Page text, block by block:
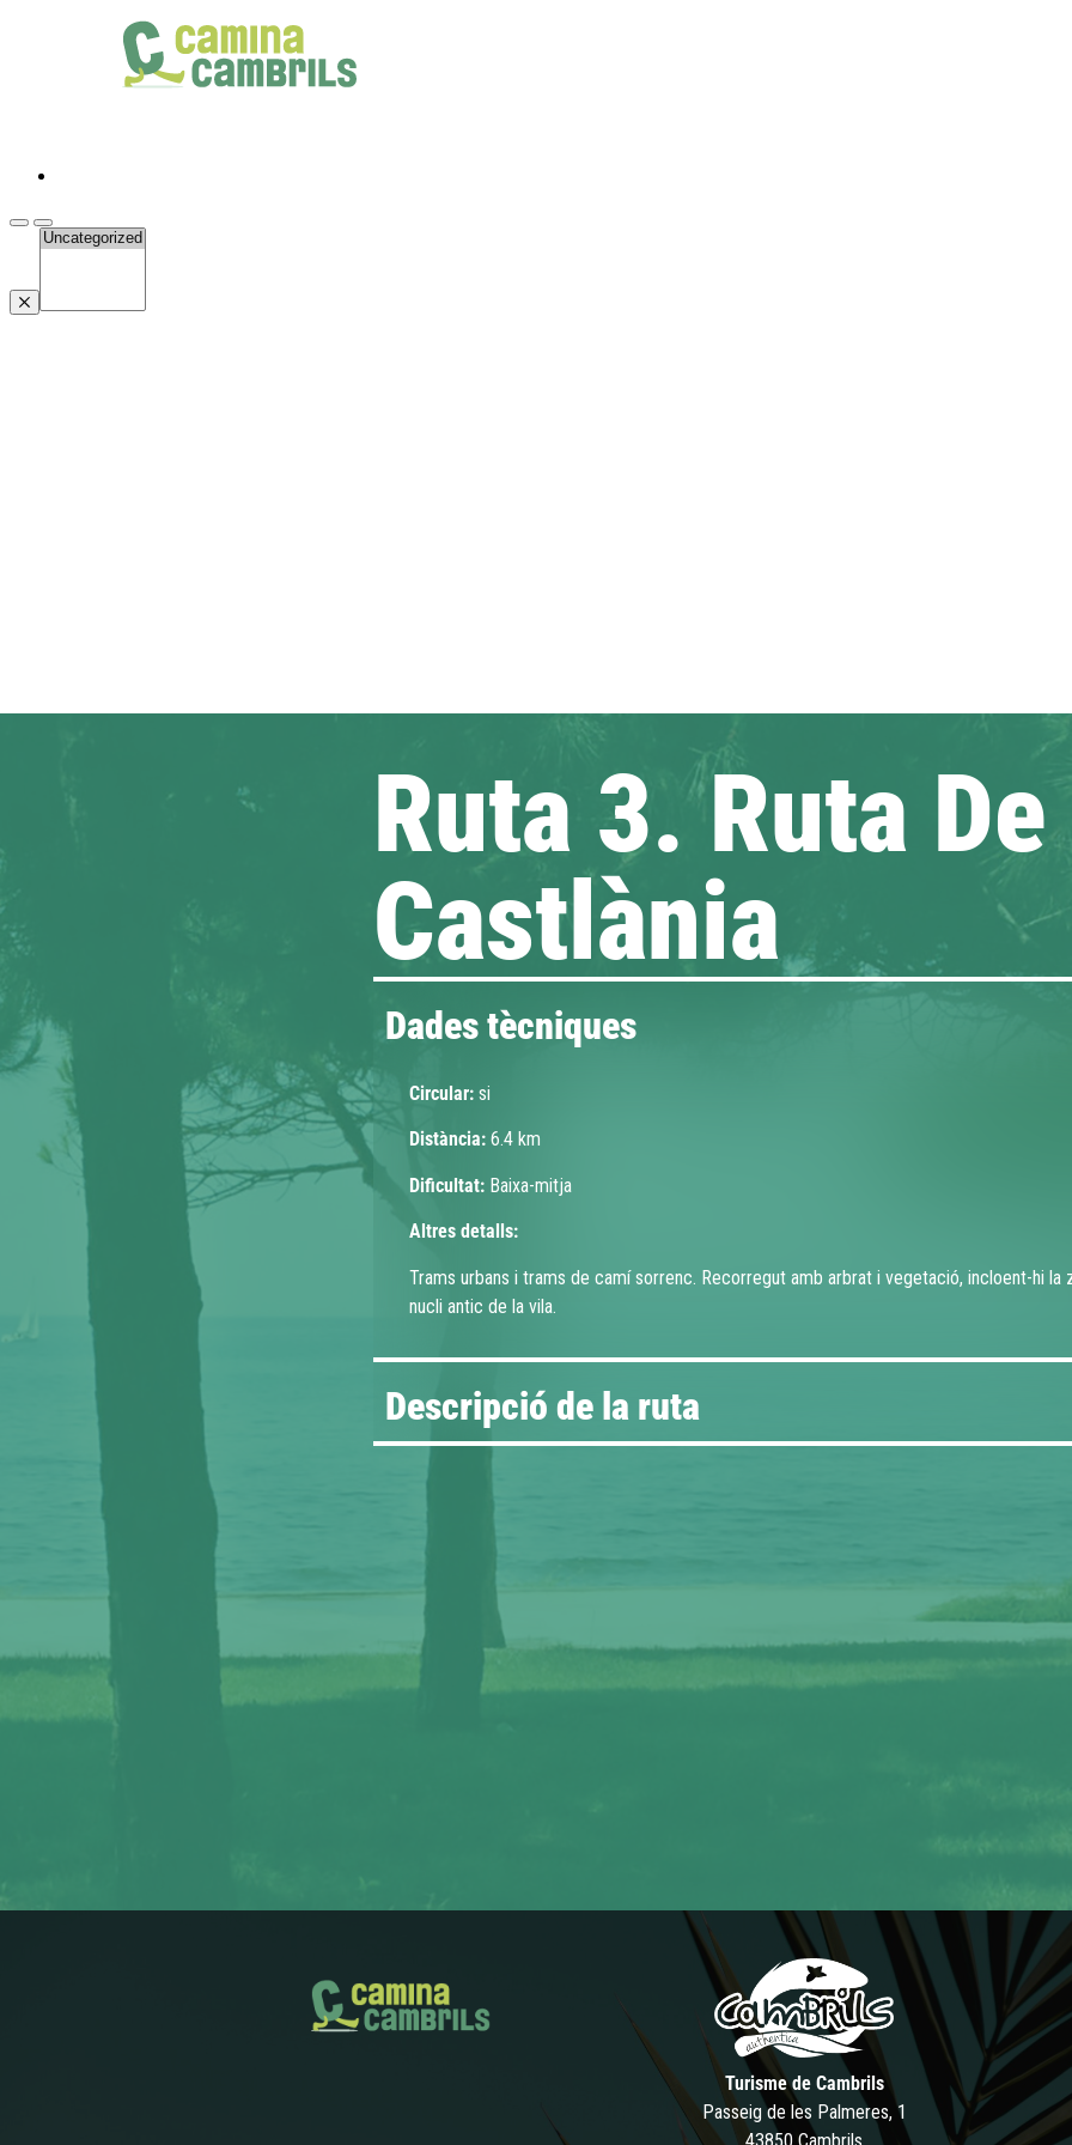
Ruta 3. Ruta De
Castlània
Dades tècniques
Circular: si
Distància: 6.4 km
Dificultat: Baixa-mitja
Altres detalls:
Trams urbans i trams de camí sorrenc. Recorregut amb arbrat i vegetació, incloent-hi la
nucli antic de la vila.
Descripció de la ruta
Turisme de Cambrils
Passeig de les Palmeres, 1